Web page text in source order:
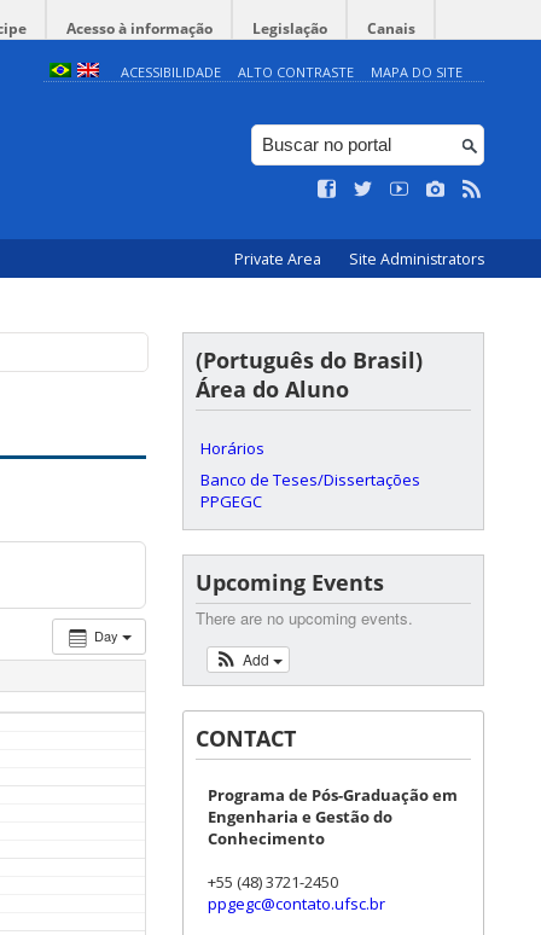
Acesso à informação Legislação Canais
ACESSIBILIDADE ALTO CONTRASTE MAPA DO SITE
Private Area Site Administrators
Day
(Português do Brasil)
Área do Aluno
Horários
Banco de Teses/Dissertações
PPGEGC
Upcoming Events
There are no upcoming events.
Add
CONTACT
Programa de Pós-Graduação em
Engenharia e Gestão do
Conhecimento
+55 (48) 3721-2450
ppgegc@contato.ufsc.br